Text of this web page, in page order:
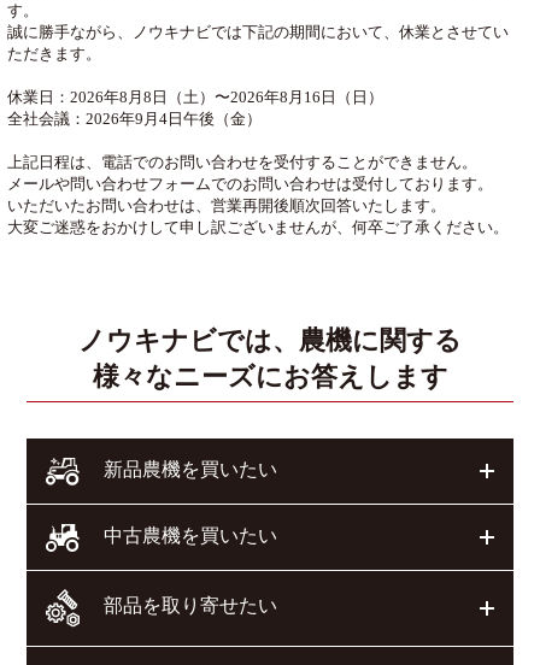
す。
誠に勝手ながら、ノウキナビでは下記の期間において、休業とさせてい
ただきます。
休業日：2026年8月8日（土）〜2026年8月16日（日）
全社会議：2026年9月4日午後（金）
上記日程は、電話でのお問い合わせを受付することができません。
メールや問い合わせフォームでのお問い合わせは受付しております。
いただいたお問い合わせは、営業再開後順次回答いたします。
大変ご迷惑をおかけして申し訳ございませんが、何卒ご了承ください。
ノウキナビでは、農機に関する
様々なニーズにお答えします
新品農機を買いたい
中古農機を買いたい
部品を取り寄せたい